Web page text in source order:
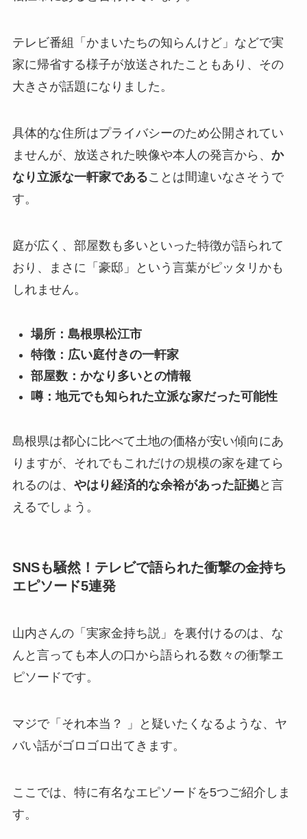
テレビ番組「かまいたちの知らんけど」などで実
家に帰省する様子が放送されたこともあり、その
大きさが話題になりました。
具体的な住所はプライバシーのため公開されてい
ませんが、放送された映像や本人の発言から、 か
なり立派な一軒家であることは間違いなさそうで
す。
庭が広く、部屋数も多いといった特徴が語られて
おり、まさに「豪邸」という言葉がピッタリかも
しれません。
場所：島根県松江市
特徴：広い庭付きの一軒家
部屋数：かなり多いとの情報
噂：地元でも知られた立派な家だった可能性
島根県は都心に比べて土地の価格が安い傾向にあ
りますが、それでもこれだけの規模の家を建てら
れるのは、 やはり経済的な余裕があった証拠と言
えるでしょう。
SNSも騒然！テレビで語られた衝撃の金持ち
エピソード5連発
山内さんの「実家金持ち説」を裏付けるのは、な
んと言っても本人の口から語られる数々の衝撃エ
ピソードです。
マジで「それ本当？ 」と疑いたくなるような、ヤ
バい話がゴロゴロ出てきます。
ここでは、特に有名なエピソードを5つご紹介しま
す。